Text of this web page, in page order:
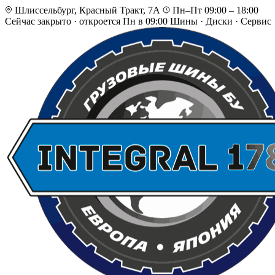
Шлиссельбург, Красный Тракт, 7А
Пн–Пт 09:00 – 18:00
Сейчас закрыто · откроется Пн в 09:00 Шины · Диски · Сервис